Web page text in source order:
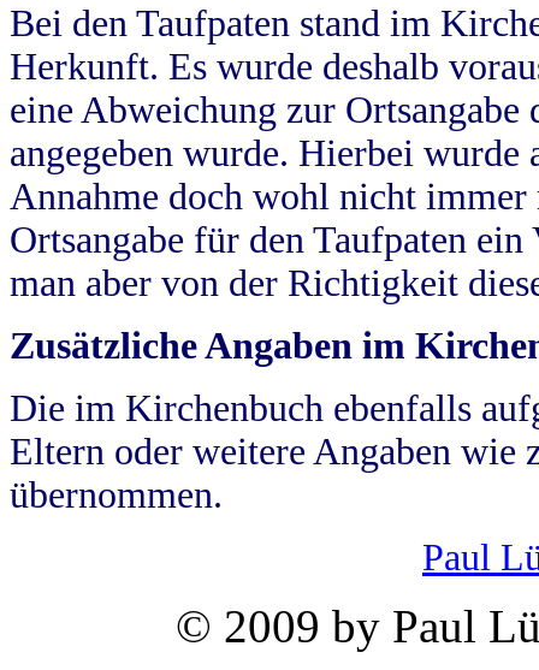
Bei den Taufpaten stand im
Herkunft. Es wurde deshalb
eine Abweichung zur
angegeben wurde. Hierbei wurde
Annahme doch wohl nicht
Ortsangabe für den Taufpaten
man aber von der Richtigkeit
Zusätzliche Angaben im
Die im Kirchenbuch ebenfalls
Eltern oder weitere Angaben wie
übernommen.
Paul
© 2009 by Paul